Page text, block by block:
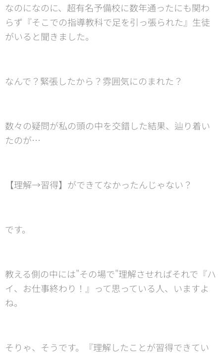
なのになのに、超有名予備校に数年通ったにも関わ
らず『そこでの指導教科で足を引っ張られた』生徒
がいると聞きました。
なんで？緊張したから？雰囲気にのまれた？
数々の疑問が私の頭の中を交錯した結果、辿り着い
たのが…
【理解→習得】ができてなかったんじゃない？
です。
教える側の中には"その場で"理解させればそれで『ハ
イ、お仕事終わり！』って思っている人、いますよ
ね。
そりゃ、そうです。『理解したことが習得できてい